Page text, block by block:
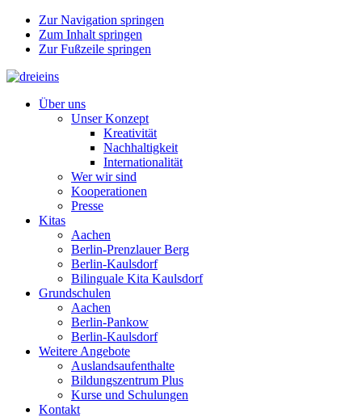
Zur Navigation springen
Zum Inhalt springen
Zur Fußzeile springen
Über uns
Unser Konzept
Kreativität
Nachhaltigkeit
Internationalität
Wer wir sind
Kooperationen
Presse
Kitas
Aachen
Berlin-Prenzlauer Berg
Berlin-Kaulsdorf
Bilinguale Kita Kaulsdorf
Grundschulen
Aachen
Berlin-Pankow
Berlin-Kaulsdorf
Weitere Angebote
Auslandsaufenthalte
Bildungszentrum Plus
Kurse und Schulungen
Kontakt